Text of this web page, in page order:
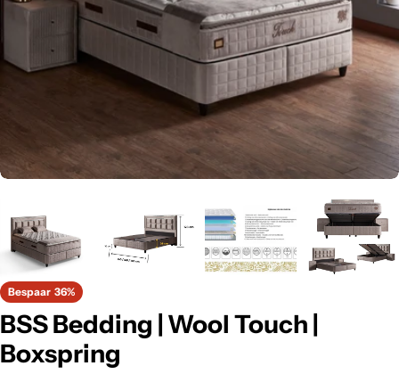
Bespaar 36%
BSS Bedding | Wool Touch |
Boxspring